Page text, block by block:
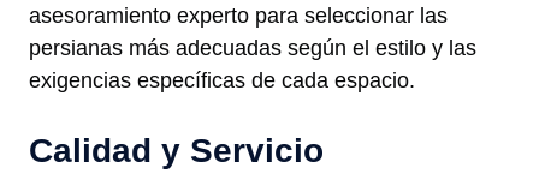
asesoramiento experto para seleccionar las
persianas más adecuadas según el estilo y las
exigencias específicas de cada espacio.
Calidad y Servicio